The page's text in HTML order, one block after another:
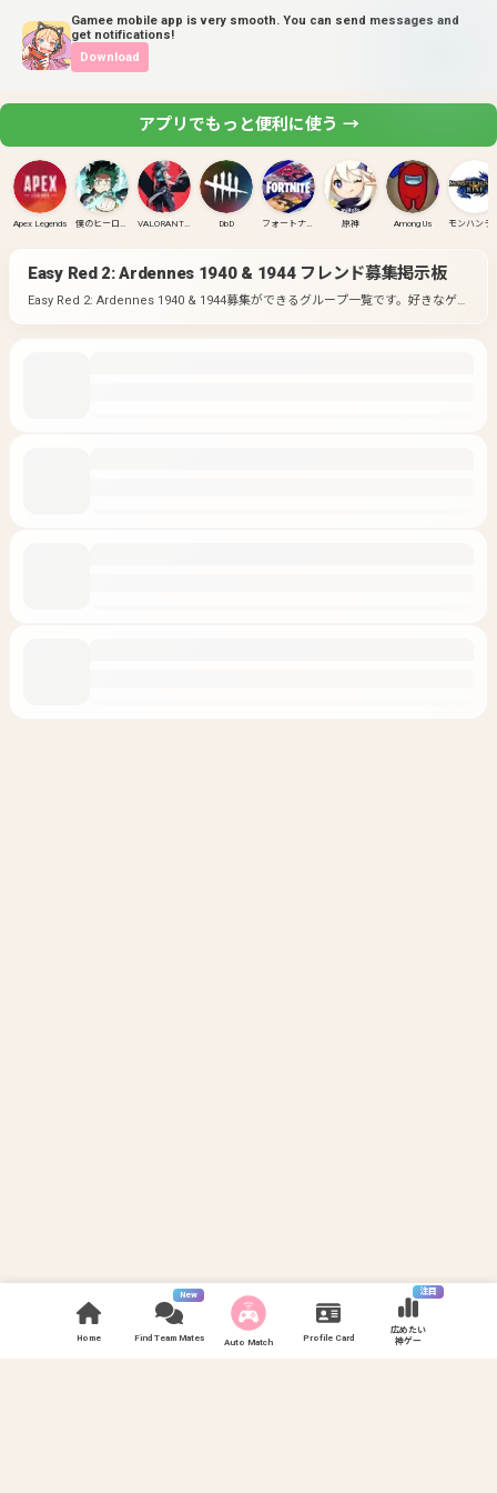
Gamee mobile app is very smooth. You can send messages and
get notifications!
Download
Home
New
Find Team Mates Auto Match Profile Card
注目
広めたい
神ゲー
アプリでもっと便利に使う →
Apex Legends 僕のヒーローアカデミア ULTRA RUMBLE VALORANT(PC) DbD フォートナイト 原神 Among Us
Easy Red 2: Ardennes 1940 & 1944フレンド募集掲示板
Easy Red 2: Ardennes 1940 & 1944募集ができるグループ一覧です。 好きなゲー